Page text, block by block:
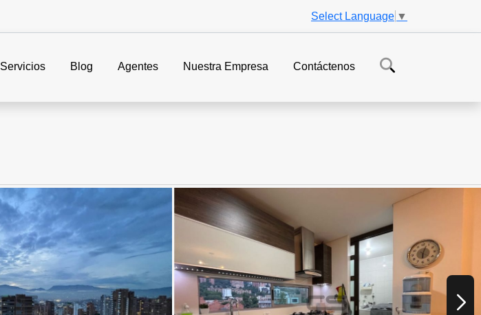
Select Language ▼
Servicios Blog Agentes Nuestra Empresa Contáctenos